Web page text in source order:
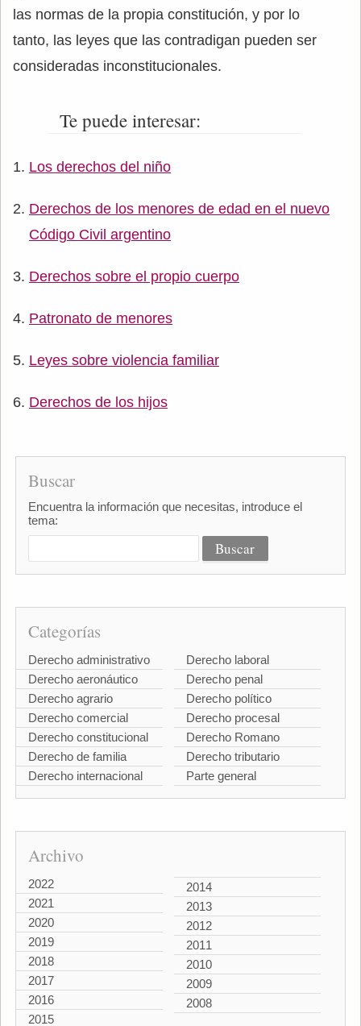
las normas de la propia constitución, y por lo
tanto, las leyes que las contradigan pueden ser
consideradas inconstitucionales.
Te puede interesar:
Los derechos del niño
Derechos de los menores de edad en el nuevo
Código Civil argentino
Derechos sobre el propio cuerpo
Patronato de menores
Leyes sobre violencia familiar
Derechos de los hijos
Buscar
Encuentra la información que necesitas, introduce el
tema:
Categorías
Derecho administrativo
Derecho aeronáutico
Derecho agrario
Derecho comercial
Derecho constitucional
Derecho de familia
Derecho internacional
Derecho laboral
Derecho penal
Derecho político
Derecho procesal
Derecho Romano
Derecho tributario
Parte general
Archivo
2022
2021
2020
2019
2018
2017
2016
2015
2014
2013
2012
2011
2010
2009
2008